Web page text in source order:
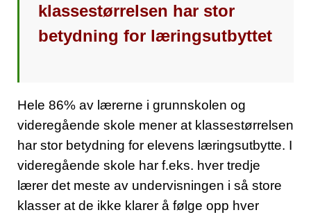
klassestørrelsen har stor
betydning for læringsutbyttet
Hele 86% av lærerne i grunnskolen og
videregående skole mener at klassestørrelsen
har stor betydning for elevens læringsutbytte. I
videregående skole har f.eks. hver tredje
lærer det meste av undervisningen i så store
klasser at de ikke klarer å følge opp hver